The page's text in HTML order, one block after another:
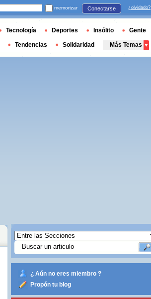
¿ Aún no eres miembro ?
Propón tu blog
memorizar Conectarse ¿olvidado?
Tecnología Deportes Insólito Gente
Tendencias Solidaridad Más Temas